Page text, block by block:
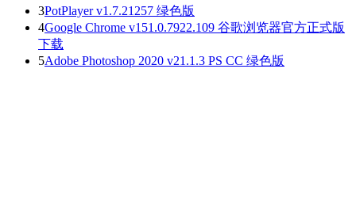
3PotPlayer v1.7.21257 绿色版
4Google Chrome v151.0.7922.109 谷歌浏览器官方正式版
下载
5Adobe Photoshop 2020 v21.1.3 PS CC 绿色版